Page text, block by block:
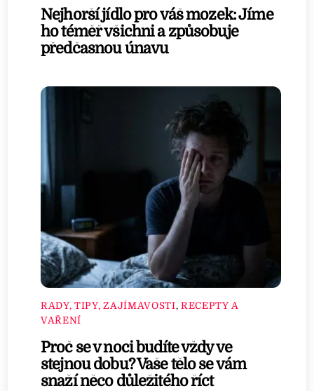
Nejhorší jídlo pro váš mozek: Jíme
ho téměř všichni a způsobuje
předčasnou únavu
RADY, TIPY, ZAJÍMAVOSTI, RECEPTY A
VAŘENÍ
Proč se v noci budíte vždy ve
stejnou dobu? Vaše tělo se vám
snaží něco důležitého říct